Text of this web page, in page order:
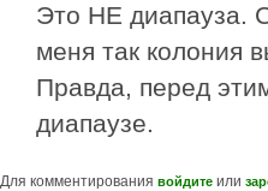
Это НЕ диапауза.
меня так колония
Правда, перед
диапаузе.
Для комментирования войдите или